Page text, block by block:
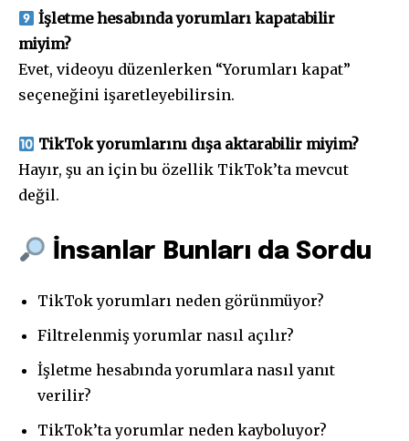
İşletme hesabında yorumları kapatabilir
miyim?
Evet, videoyu düzenlerken “Yorumları kapat”
seçeneğini işaretleyebilirsin.
TikTok yorumlarını dışa aktarabilir miyim?
Hayır, şu an için bu özellik TikTok’ta mevcut
değil.
İnsanlar Bunları da Sordu
TikTok yorumları neden görünmüyor?
Filtrelenmiş yorumlar nasıl açılır?
İşletme hesabında yorumlara nasıl yanıt
verilir?
TikTok’ta yorumlar neden kayboluyor?